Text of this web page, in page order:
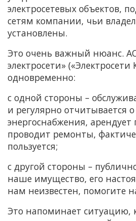
электросетевых объектов,
сетям компании, чьи
установлены.
Это очень важный нюанс.
электросети» («Электросети
одновременно:
с одной стороны –
и регулярно отчитывается
энергоснабжения, арендует
проводит ремонты,
пользуется;
с другой стороны –
наше имущество, его
нам неизвестен, помогите
Это напоминает ситуацию,